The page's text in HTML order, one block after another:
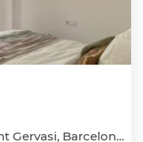
Sant Gervasi-Galvany, Sarrià-Sant Gervasi, Barcelona Capital, Barcelona